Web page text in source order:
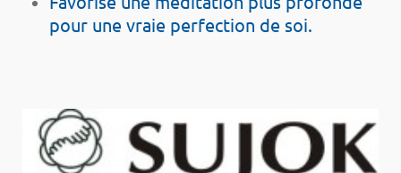
pour une vraie perfection de soi.